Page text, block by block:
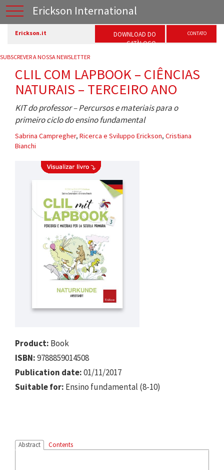
Erickson International
Erickson.it
DOWNLOAD DO
CATÀLOGO
CONTATO
SUBSCREVER A NOSSA NEWSLETTER
CLIL COM LAPBOOK – CIÊNCIAS
NATURAIS – TERCEIRO ANO
KIT do professor – Percursos e materiais para o
primeiro ciclo do ensino fundamental
Sabrina Campregher, Ricerca e Sviluppo Erickson, Cristiana
Bianchi
Product: Book
ISBN:9788859014508
Publication date:01/11/2017
Suitable for: Ensino fundamental (8-10)
Abstract Contents